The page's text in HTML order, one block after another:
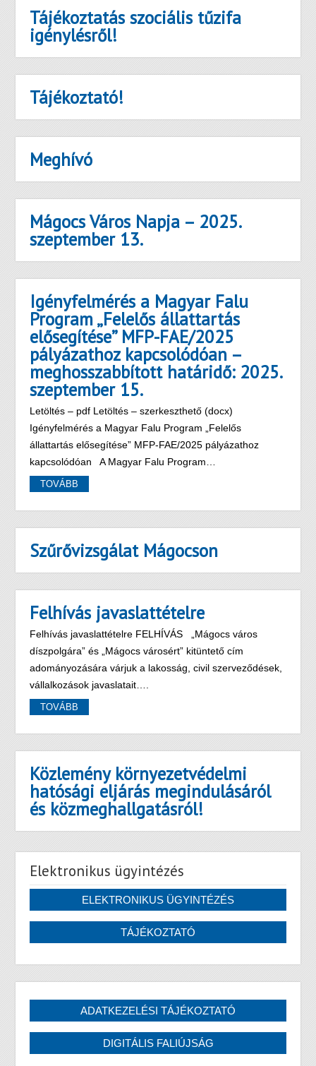
Tájékoztatás szociális tűzifa
igénylésről!
Tájékoztató!
Meghívó
Mágocs Város Napja – 2025.
szeptember 13.
Igényfelmérés a Magyar Falu
Program „Felelős állattartás
elősegítése” MFP-FAE/2025
pályázathoz kapcsolódóan –
meghosszabbított határidő: 2025.
szeptember 15.
Letöltés – pdf Letöltés – szerkeszthető (docx)
Igényfelmérés a Magyar Falu Program „Felelős
állattartás elősegítése” MFP-FAE/2025 pályázathoz
kapcsolódóan A Magyar Falu Program…
TOVÁBB
Szűrővizsgálat Mágocson
Felhívás javaslattételre
Felhívás javaslattételre FELHÍVÁS „Mágocs város
díszpolgára” és „Mágocs városért” kitüntető cím
adományozására várjuk a lakosság, civil szerveződések,
vállalkozások javaslatait….
TOVÁBB
Közlemény környezetvédelmi
hatósági eljárás megindulásáról
és közmeghallgatásról!
Elektronikus ügyintézés